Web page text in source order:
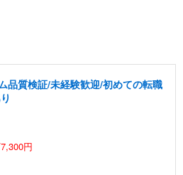
品質検証/未経験歓迎/初めての転職
円